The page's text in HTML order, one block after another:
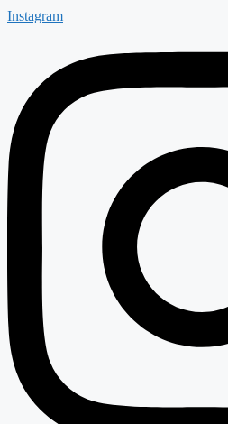
Instagram